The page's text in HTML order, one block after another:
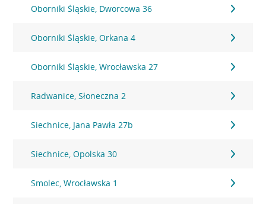
Oborniki Śląskie, Dworcowa 36
Oborniki Śląskie, Orkana 4
Oborniki Śląskie, Wrocławska 27
Radwanice, Słoneczna 2
Siechnice, Jana Pawła 27b
Siechnice, Opolska 30
Smolec, Wrocławska 1